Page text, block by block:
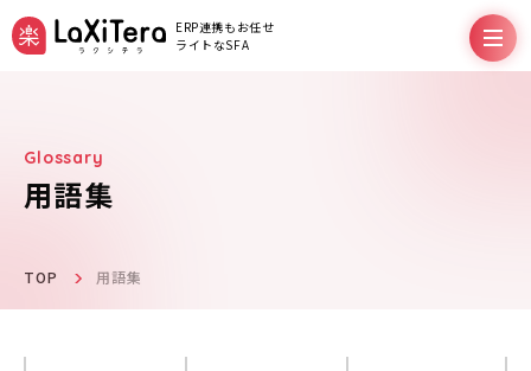
ERP連携もお任せ
ライトなSFA
機能
料金プラン
用語集
TOP 用語集